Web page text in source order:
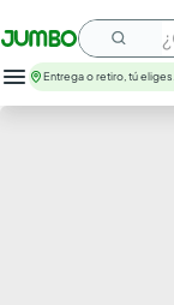
¿Qué
Entrega o retiro, tú eliges.